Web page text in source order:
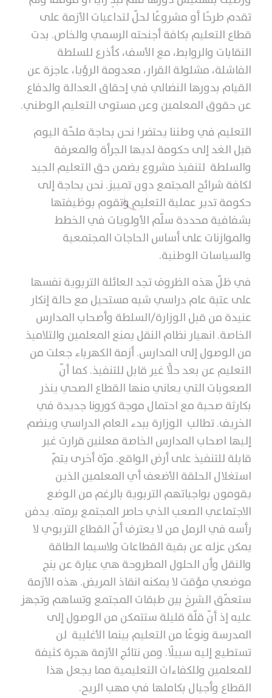
تقدم طرحًا أو مشروعًا لحلّ لتداعيات الأزمة على
قطاع التعليم بكافة أجنحته الرسمي والخاص. بدت
النقابات والروابط، مع الأسف، كأذرع للسلطة
الفاشلة، مشلولة القرار، معدومة الرؤيا، عاجزة عن
القيام بدورها النضالي في إحقاق العدالة والدفاع
عن حقوق المعلمين وعن مستوى التعليم الوطني.
التعليم في وطننا يحتضر! نحن بحاجة ملحّة اليوم
قبل الغد إلى حكومة لديها الجرأة والمعرفة
والسلطة لتنفيذ مشروع يضمن حق التعليم الجيد
لكافة شرائح المجتمع دون تمييز. نحن بحاجة إلى
حكومة تدير عملية التعليم وتقوم بوظيفتها
بشفافية محددة سلّم الأولويات في الخطط
والموازنات على أساس الحاجات المجتمعية
والسياسات الوطنية.
في ظلّ هذه الظروف تجد العائلة التربوية نفسها
على عتبة عام دراسي شبه مستحيل مع حالة إنكار
عنيدة من قبل الوزارة/السلطة وأصحاب المدارس
الخاصة. انهيار نظام النقل يمنع المعلمين والتلاميذ
من الوصول إلى المدارس. أزمة الكهرباء جعلت من
التعليم عن بعد حلًّا غير قابل للتنفيذ. كما أنّ
الصعوبات التي يعاني منها القطاع الصحي ينذر
بكارثة صحية مع احتمال موجة كورونا جديدة في
الخريف. تطالب الوزارة ببدء العام الدراسي وينضم
إليها اصحاب المدارس الخاصة معلنين قرارت غير
قابلة للتنفيذ على أرض الواقع. مرّة أخرى يتمّ
استغلال الحلقة الأضعف أي المعلمين الذين
يقومون بواجباتهم التربوية بالرغم من الوضع
الاجتماعي الصعب الذي حاصر المجتمع برمته. يدفن
رأسه في الرمل من لا يعترف أنّ القطاع التربوي لا
يمكن عزله عن بقية القطاعات ولاسيما الطاقة
والنقل وأن الحلول المطروحة هي عبارة عن بنج
موضعي مؤقت لا يمكنه انقاذ المريض. هذه الأزمة
ستعمّق الشرخ بين طبقات المجتمع وتساهم وتجهز
عليه إذ أنّ قلّة قليلة ستتمكن من الوصول إلى
المدرسة ونوعًا من التعليم بينما الأغلبية لن
تستطيع إليه سبيلًا. ومن نتائج الأزمة هجرة كثيفة
للمعلمين وللكفاءات التعليمية مما يجعل هذا
القطاع وأجيال بكاملها في مهب الريح.